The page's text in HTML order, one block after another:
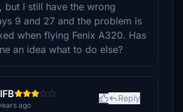
but I still have the wrong
9 and 27 and the problem is
when flying Fenix A320. Has
an idea what to do else?
ago
Reply